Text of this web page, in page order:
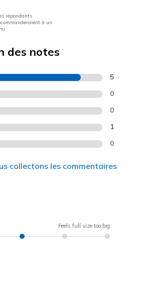
répondants
à un
des notes
5
0
0
1
0
collectons les commentaires
Feels full size too big